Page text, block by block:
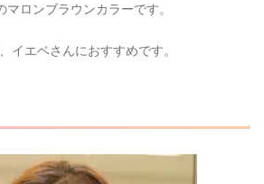
ロンブラウンカラーです。
イエベさんにおすすめです。